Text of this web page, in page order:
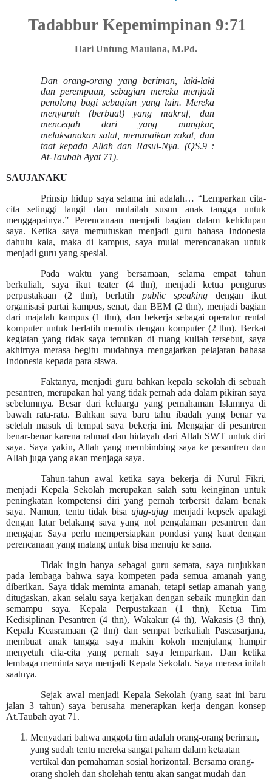
Tadabbur Kepemimpinan 9:71
Hari Untung Maulana, M.Pd.
Dan orang-orang yang beriman, laki-laki
dan perempuan, sebagian mereka menjadi
penolong bagi sebagian yang lain. Mereka
menyuruh (berbuat) yang makruf, dan
mencegah dari yang mungkar,
melaksanakan salat, menunaikan zakat, dan
taat kepada Allah dan Rasul-Nya. (QS.9 :
At-Taubah Ayat 71).
SAUJANAKU
Prinsip hidup saya selama ini adalah… “Lemparkan cita-
cita setinggi langit dan mulailah susun anak tangga untuk
menggapainya.” Perencanaan menjadi bagian dalam kehidupan
saya. Ketika saya memutuskan menjadi guru bahasa Indonesia
dahulu kala, maka di kampus, saya mulai merencanakan untuk
menjadi guru yang spesial.
Pada waktu yang bersamaan, selama empat tahun
berkuliah, saya ikut teater (4 thn), menjadi ketua pengurus
perpustakaan (2 thn), berlatih public speaking dengan ikut
organisasi partai kampus, senat, dan BEM (2 thn), menjadi bagian
dari majalah kampus (1 thn), dan bekerja sebagai operator rental
komputer untuk berlatih menulis dengan komputer (2 thn). Berkat
kegiatan yang tidak saya temukan di ruang kuliah tersebut, saya
akhirnya merasa begitu mudahnya mengajarkan pelajaran bahasa
Indonesia kepada para siswa.
Faktanya, menjadi guru bahkan kepala sekolah di sebuah
pesantren, merupakan hal yang tidak pernah ada dalam pikiran saya
sebelumnya. Besar dari keluarga yang pemahaman Islamnya di
bawah rata-rata. Bahkan saya baru tahu ibadah yang benar ya
setelah masuk di tempat saya bekerja ini. Mengajar di pesantren
benar-benar karena rahmat dan hidayah dari Allah SWT untuk diri
saya. Saya yakin, Allah yang membimbing saya ke pesantren dan
Allah juga yang akan menjaga saya.
Tahun-tahun awal ketika saya bekerja di Nurul Fikri,
menjadi Kepala Sekolah merupakan salah satu keinginan untuk
peningkatan kompetensi diri yang pernah terbersit dalam benak
saya. Namun, tentu tidak bisaujug-ujug menjadi kepsek apalagi
dengan latar belakang saya yang nol pengalaman pesantren dan
mengajar. Saya perlu mempersiapkan pondasi yang kuat dengan
perencanaan yang matang untuk bisa menuju ke sana.
Tidak ingin hanya sebagai guru semata, saya tunjukkan
pada lembaga bahwa saya kompeten pada semua amanah yang
diberikan. Saya tidak meminta amanah, tetapi setiap amanah yang
ditugaskan, akan selalu saya kerjakan dengan sebaik mungkin dan
semampu saya. Kepala Perpustakaan (1 thn), Ketua Tim
Kedisiplinan Pesantren (4 thn), Wakakur (4 th), Wakasis (3 thn),
Kepala Keasramaan (2 thn) dan sempat berkuliah Pascasarjana,
membuat anak tangga saya makin kokoh menjulang hampir
menyetuh cita-cita yang pernah saya lemparkan. Dan ketika
lembaga meminta saya menjadi Kepala Sekolah. Saya merasa inilah
saatnya.
Sejak awal menjadi Kepala Sekolah (yang saat ini baru
jalan 3 tahun) saya berusaha menerapkan kerja dengan konsep
At.Taubah ayat 71.
Menyadari bahwa anggota tim adalah orang-orang beriman,
yang sudah tentu mereka sangat paham dalam ketaatan
vertikal dan pemahaman sosial horizontal. Bersama orang-
orang sholeh dan sholehah tentu akan sangat mudah dan